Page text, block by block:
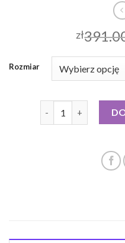
zł
Rozmiar
ilość jack wolfskin